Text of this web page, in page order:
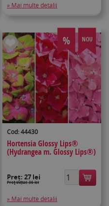
» Mai multe detalii
% NOU
Cod: 44430
Hortensia Glossy Lips®
(Hydrangea m. Glossy Lips®)
Preț:27 lei
Preţ inițial: 36 lei
» Mai multe detalii